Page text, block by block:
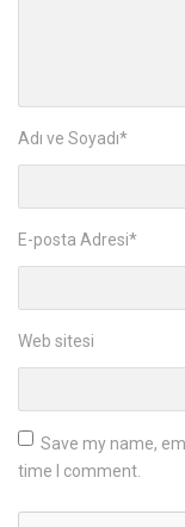
Adı ve Soyadı*
E-posta Adresi*
Web sitesi
Save my name,
time I comment.